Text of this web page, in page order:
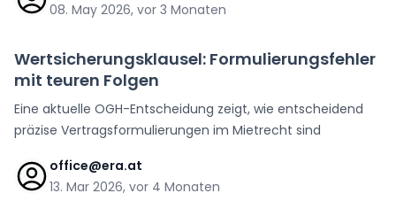
08. May 2026, vor 3 Monaten
Wertsicherungsklausel: Formulierungsfehler
mit teuren Folgen
Eine aktuelle OGH-Entscheidung zeigt, wie entscheidend
präzise Vertragsformulierungen im Mietrecht sind
office@era.at
13. Mar 2026, vor 4 Monaten